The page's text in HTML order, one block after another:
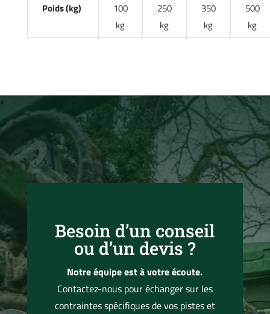
Poids (kg)
100
kg
250
kg
350
kg
500
kg
Besoin d’un conseil
ou d’un devis ?
Notre équipe est à votre écoute.
Contactez-nous pour échanger sur les
contraintes spécifiques de vos pistes et